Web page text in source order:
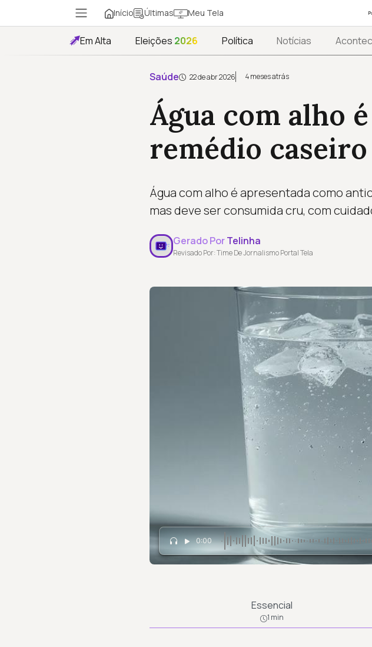
Início Últimas Meu Tela
Em Alta Eleições 2026 Política Notícias
Saúde 22 de abr 2026 4 meses atrás
Água com alho
remédio
Água com alho é apresentada como
mas deve ser consumida cru, com
Gerado PorTelinha
Revisado Por: Time De Jornalismo Portal Tela
0:00
Essencial
1 min